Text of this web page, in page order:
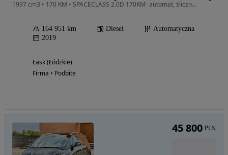
1997 cm3 • 170 KM • SPACECLASS 2.0D 170KM- automat, śliczny, zadbany, bezwypadkowy
164 951 km Diesel
Automatyczna
2019
Łask (Łódzkie)
Firma • Podbite
45 800 PLN